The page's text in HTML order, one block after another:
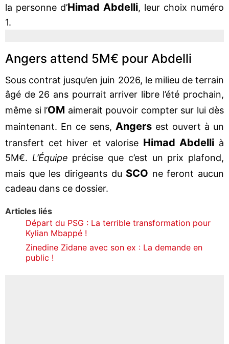
la personne d’Himad Abdelli, leur choix numéro
1.
Angers attend 5M€ pour Abdelli
Sous contrat jusqu’en juin 2026, le milieu de terrain
âgé de 26 ans pourrait arriver libre l’été prochain,
même si l’OM aimerait pouvoir compter sur lui dès
maintenant. En ce sens, Angers est ouvert à un
transfert cet hiver et valorise Himad Abdelli à
5M€. L’Équipe précise que c’est un prix plafond,
mais que les dirigeants du SCO ne feront aucun
cadeau dans ce dossier.
Articles liés
Départ du PSG : La terrible transformation pour
Kylian Mbappé !
Zinedine Zidane avec son ex : La demande en
public !